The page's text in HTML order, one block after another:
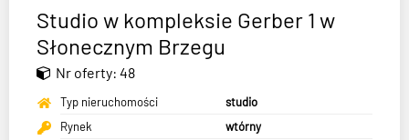
Studio w kompleksie Gerber 1 w
Słonecznym Brzegu
Nr oferty: 48
Typ nieruchomości
studio
Rynek
wtórny